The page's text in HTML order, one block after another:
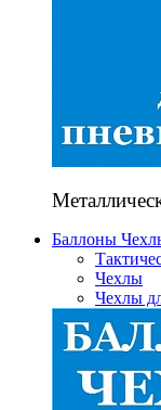
Баллоны
Чехлы
Чехлы